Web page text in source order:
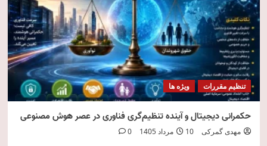
تنظیم مقررات ویژه ها
حکمرانی دیجیتال و آینده تنظیم‌گری فناوری در عصر هوش مصنوعی
مهدی گمرکی 10 مرداد 1405 0